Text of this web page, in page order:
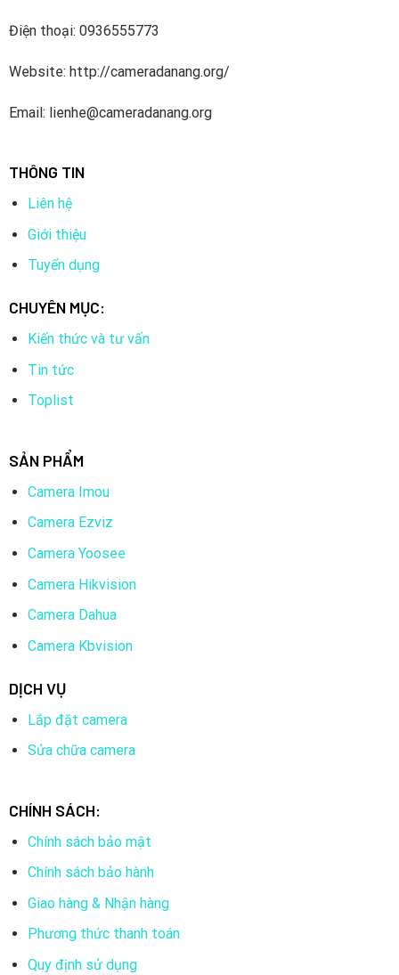
Điện thoại: 0936555773
Website: http://cameradanang.org/
Email: lienhe@cameradanang.org
THÔNG TIN
Liên hệ
Giới thiệu
Tuyển dụng
CHUYÊN MỤC:
Kiến thức và tư vấn
Tin tức
Toplist
SẢN PHẨM
Camera Imou
Camera Ezviz
Camera Yoosee
Camera Hikvision
Camera Dahua
Camera Kbvision
DỊCH VỤ
Lắp đặt camera
Sửa chữa camera
CHÍNH SÁCH:
Chính sách bảo mật
Chính sách bảo hành
Giao hàng & Nhận hàng
Phương thức thanh toán
Quy định sử dụng